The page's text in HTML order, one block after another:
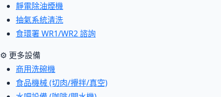
靜電除油煙機
抽氣系統清洗
食環署 WR1/WR2 諮詢
⚙ 更多設備
商用洗碗機
食品機械 (切肉/攪拌/真空)